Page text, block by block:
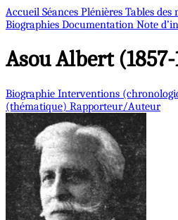
Accueil Séances Plénières Tables des
Biographies Documentation Note
AsouAlbert (1857-
Biographie Interventions
(thématique) Rapporteur/Auteur